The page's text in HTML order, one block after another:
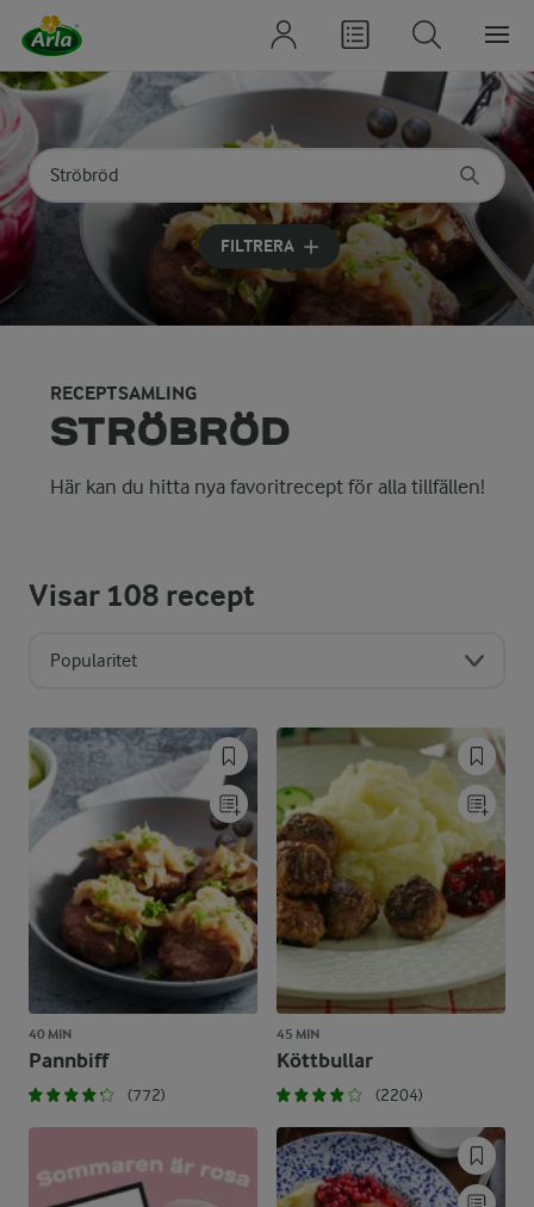
Sök på kategori eller ingrediens
Skriv in sökord för att få förslag
FILTRERA
RECEPTSAMLING
STRÖBRÖD
Här kan du hitta nya favoritrecept för alla tillfällen!
Visar108 recept
Popularitet
40 MIN
Pannbiff
(772)
45 MIN
Köttbullar
(2204)